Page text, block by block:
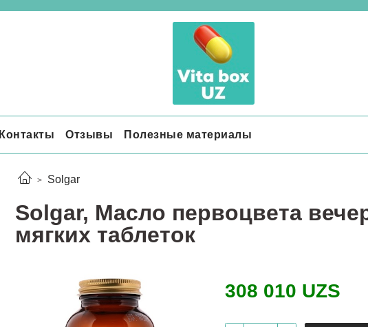
Контакты Отзывы Полезные материалы
Solgar
Solgar, Масло первоцвета
мягких таблеток
308 010 UZS